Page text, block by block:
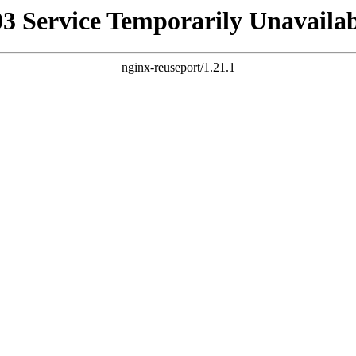
Service Temporarily
nginx-reuseport/1.21.1